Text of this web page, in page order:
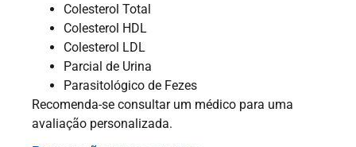
Colesterol Total
Colesterol HDL
Colesterol LDL
Parcial de Urina
Parasitológico de Fezes
Recomenda-se consultar um médico para uma
avaliação personalizada.